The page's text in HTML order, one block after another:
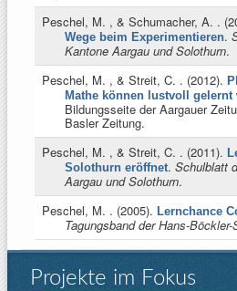
Peschel, M. , & Schumacher, A. .
Wege beim Experimentieren.
Kantone Aargau und Solothurn.
Peschel, M. , & Streit, C. . (2012).
Mathe können lustvoll gelernt
Bildungsseite der Aargauer
Basler Zeitung.
Peschel, M. , & Streit, C. . (2011).
Solothurn eröffnet. Schulblatt
Aargau und Solothurn.
Peschel, M. . (2005). Lernchance
Tagungsband der Hans-
Projekte im Fokus